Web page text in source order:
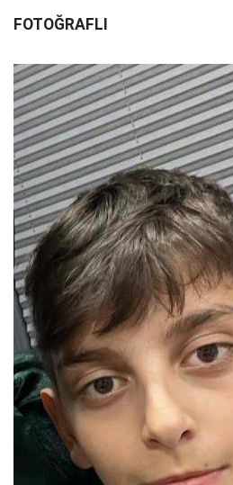
FOTOĞRAFLI